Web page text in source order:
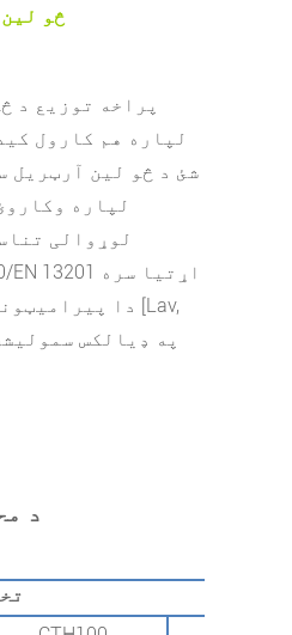
څو
پراخه توزیع د
لپاره هم کارول
شئ د څو لین آرټریل
لپاره
د